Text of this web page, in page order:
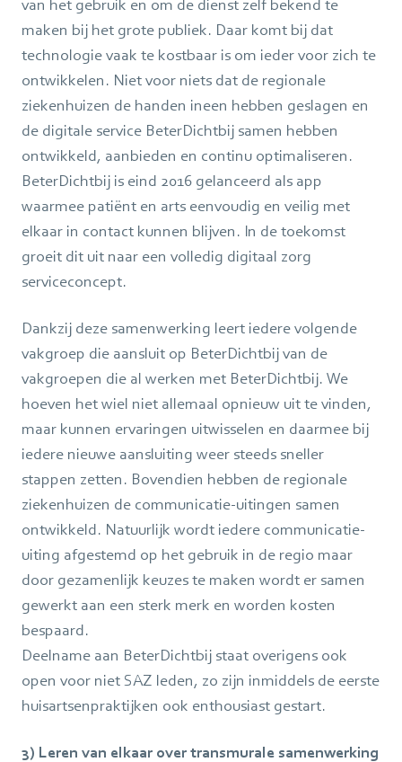
van het gebruik en om de dienst zelf bekend te
maken bij het grote publiek. Daar komt bij dat
technologie vaak te kostbaar is om ieder voor zich te
ontwikkelen. Niet voor niets dat de regionale
ziekenhuizen de handen ineen hebben geslagen en
de digitale service BeterDichtbij samen hebben
ontwikkeld, aanbieden en continu optimaliseren.
BeterDichtbij is eind 2016 gelanceerd als app
waarmee patiënt en arts eenvoudig en veilig met
elkaar in contact kunnen blijven. In de toekomst
groeit dit uit naar een volledig digitaal zorg
serviceconcept.
Dankzij deze samenwerking leert iedere volgende
vakgroep die aansluit op BeterDichtbij van de
vakgroepen die al werken met BeterDichtbij. We
hoeven het wiel niet allemaal opnieuw uit te vinden,
maar kunnen ervaringen uitwisselen en daarmee bij
iedere nieuwe aansluiting weer steeds sneller
stappen zetten. Bovendien hebben de regionale
ziekenhuizen de communicatie-uitingen samen
ontwikkeld. Natuurlijk wordt iedere communicatie-
uiting afgestemd op het gebruik in de regio maar
door gezamenlijk keuzes te maken wordt er samen
gewerkt aan een sterk merk en worden kosten
bespaard.
Deelname aan BeterDichtbij staat overigens ook
open voor niet SAZ leden, zo zijn inmiddels de eerste
huisartsenpraktijken ook enthousiast gestart.
3) Leren van elkaar over transmurale samenwerking